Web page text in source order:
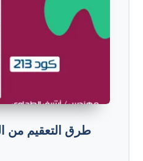
طرق التعقيم من